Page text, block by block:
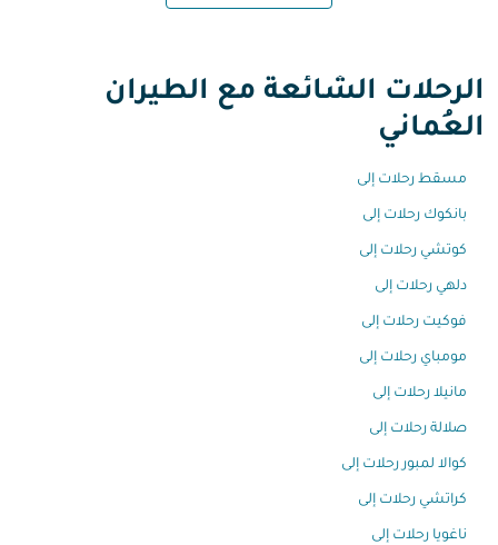
الرحلات الشائعة مع الطيران
العُماني
مسقط رحلات إلى
بانكوك رحلات إلى
كوتشي رحلات إلى
دلهي رحلات إلى
فوكيت رحلات إلى
مومباي رحلات إلى
مانيلا رحلات إلى
صلالة رحلات إلى
كوالا لمبور رحلات إلى
كراتشي رحلات إلى
ناغويا رحلات إلى